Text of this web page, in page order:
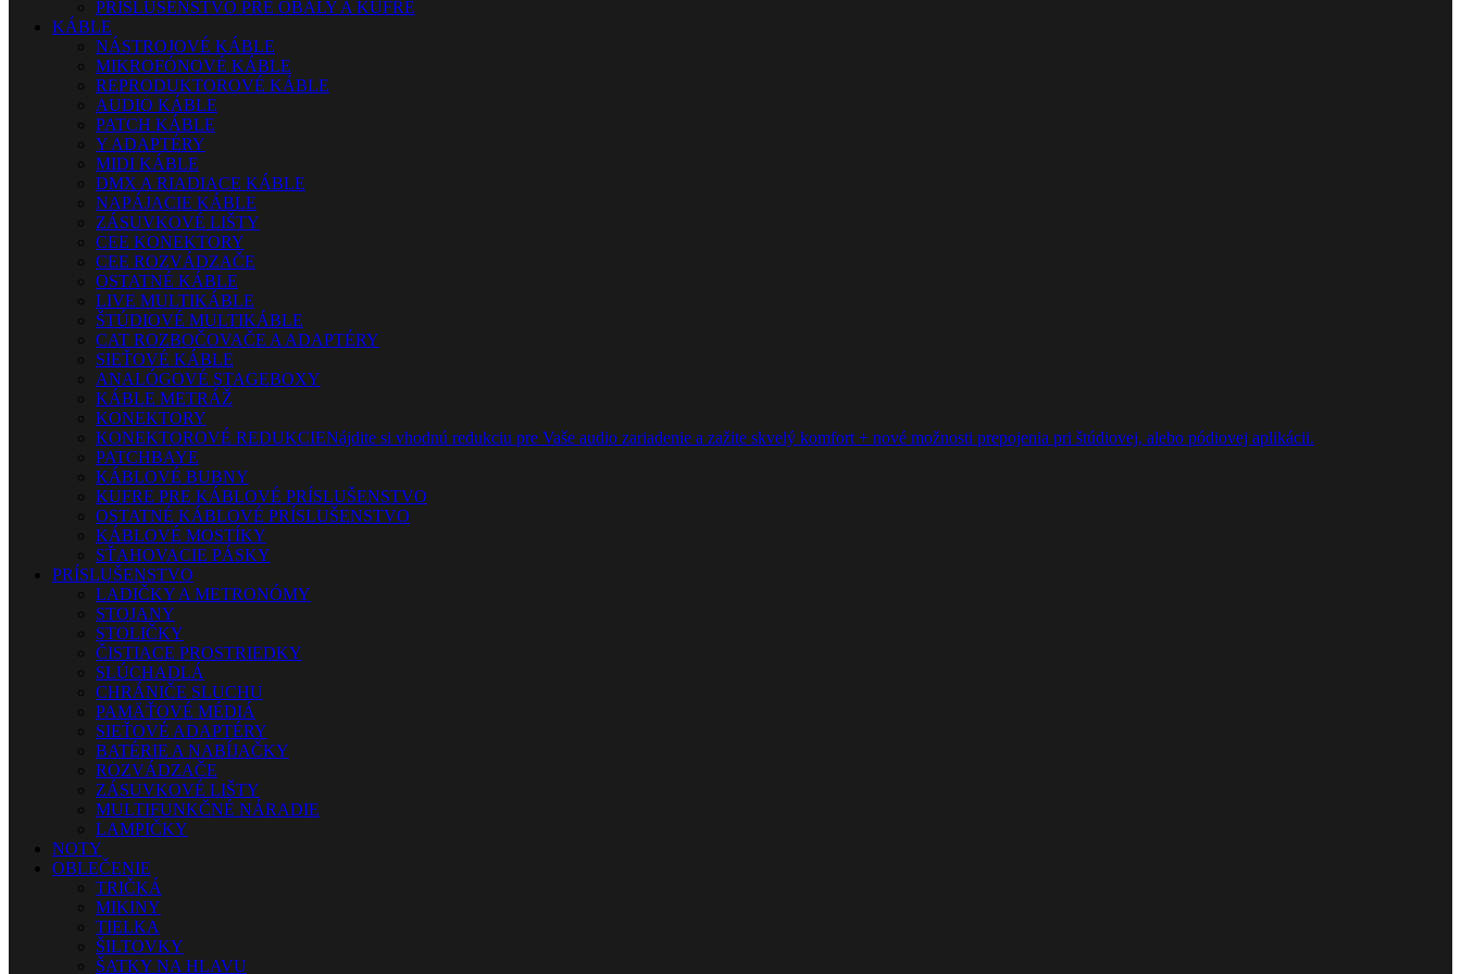
PRÍSLUŠENSTVO PRE OBALY A KUFRE
KÁBLE
NÁSTROJOVÉ KÁBLE
MIKROFÓNOVÉ KÁBLE
REPRODUKTOROVÉ KÁBLE
AUDIO KÁBLE
PATCH KÁBLE
Y ADAPTÉRY
MIDI KÁBLE
DMX A RIADIACE KÁBLE
NAPÁJACIE KÁBLE
ZÁSUVKOVÉ LIŠTY
CEE KONEKTORY
CEE ROZVÁDZAČE
OSTATNÉ KÁBLE
LIVE MULTIKÁBLE
ŠTÚDIOVÉ MULTIKÁBLE
CAT ROZBOČOVAČE A ADAPTÉRY
SIEŤOVÉ KÁBLE
ANALÓGOVÉ STAGEBOXY
KÁBLE METRÁŽ
KONEKTORY
KONEKTOROVÉ REDUKCIENájdite si vhodnú redukciu pre Vaše audio zariadenie a zažite skvelý komfort + nové možnosti prepojenia pri štúdiovej, alebo pódiovej aplikácii.
PATCHBAYE
KÁBLOVÉ BUBNY
KUFRE PRE KÁBLOVÉ PRÍSLUŠENSTVO
OSTATNÉ KÁBLOVÉ PRÍSLUŠENSTVO
KÁBLOVÉ MOSTÍKY
SŤAHOVACIE PÁSKY
PRÍSLUŠENSTVO
LADIČKY A METRONÓMY
STOJANY
STOLIČKY
ČISTIACE PROSTRIEDKY
SLÚCHADLÁ
CHRÁNIČE SLUCHU
PAMÄŤOVÉ MÉDIÁ
SIEŤOVÉ ADAPTÉRY
BATÉRIE A NABÍJAČKY
ROZVÁDZAČE
ZÁSUVKOVÉ LIŠTY
MULTIFUNKČNÉ NÁRADIE
LAMPIČKY
NOTY
OBLEČENIE
TRIČKÁ
MIKINY
TIELKA
ŠILTOVKY
ŠATKY NA HLAVU